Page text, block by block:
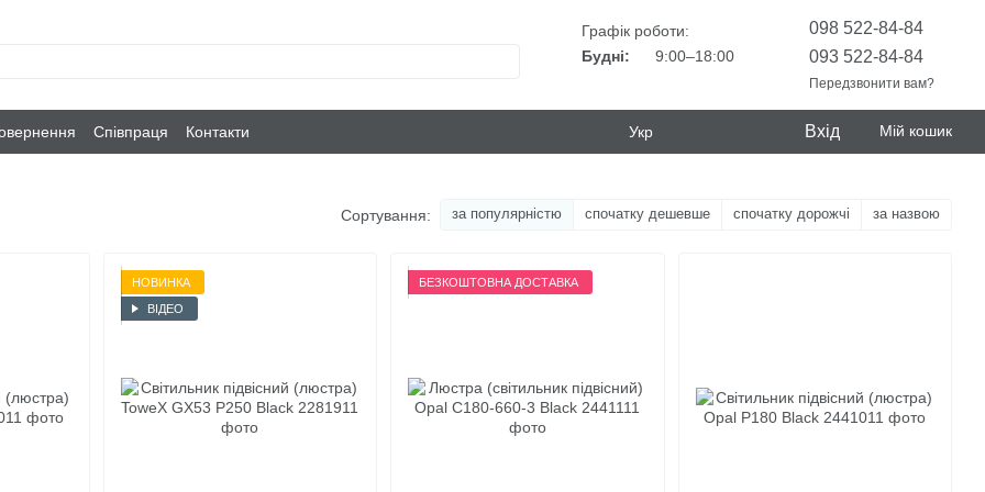
Графік роботи:
Будні:
9:00–18:00
098 522-84-84
093 522-84-84
Передзвонити вам?
Співпраця Контакти Укр Вхід Мій кошик
Сортування: за популярністю спочатку дешевше спочатку дорожчі за назвою
НОВИНКА
ВІДЕО
БЕЗКОШТОВНА ДОСТАВКА